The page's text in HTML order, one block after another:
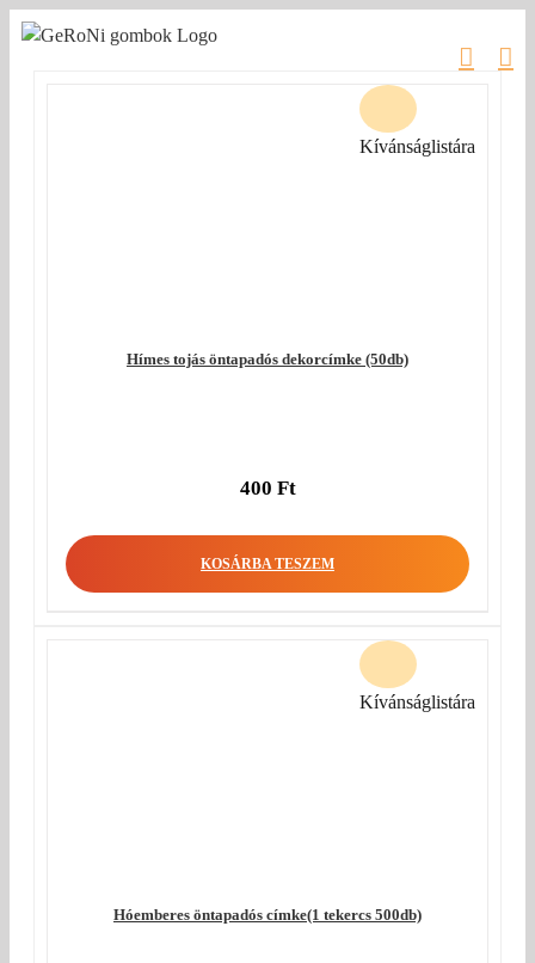
Kihagyás
Hímes tojás öntapadós dekorcímke (50db)
400 Ft
KOSÁRBA TESZEM
Kívánságlistára
Hóemberes öntapadós címke(1 tekercs 500db)
Kívánságlistára